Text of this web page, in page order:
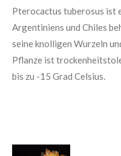
Pterocactus tuberosus ist
Argentiniens und Chiles
seine knolligen Wurzeln
Pflanze ist
bis zu -15 Grad Celsius.